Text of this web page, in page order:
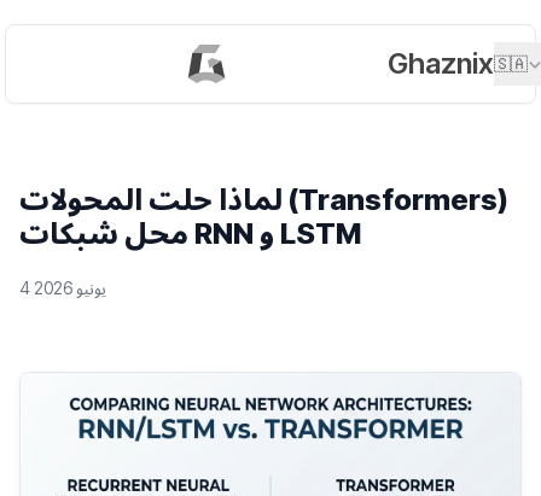
Ghaznix🇸🇦
لماذا حلت المحولات (Transformers)
محل شبكات RNN و LSTM
4 يونيو 2026